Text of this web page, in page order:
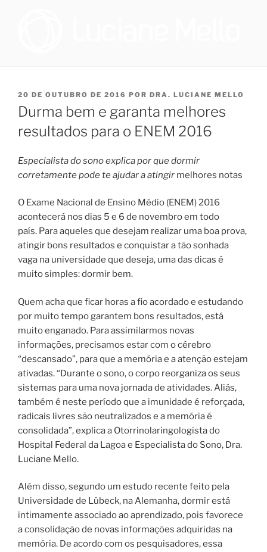
DE JANEIRO | DRA. LUCIANE
DE FIGUEIREDO MELLO
promover melhoria à qualidade de vida dos pacientes que
necessitem realizar cirurgia.
PUBLICADO
EM
20 DE OUTUBRO DE 2016 POR DRA. LUCIANE MELLO
Durma bem e garanta melhores
resultados para o ENEM 2016
Especialista do sono explica por que dormir
corretamente pode te ajudar a atingir melhores notas
O Exame Nacional de Ensino Médio (ENEM) 2016
acontecerá nos dias 5 e 6 de novembro em todo
país. Para aqueles que desejam realizar uma boa prova,
atingir bons resultados e conquistar a tão sonhada
vaga na universidade que deseja, uma das dicas é
muito simples: dormir bem.
Quem acha que ficar horas a fio acordado e estudando
por muito tempo garantem bons resultados, está
muito enganado. Para assimilarmos novas
informações, precisamos estar com o cérebro
“descansado”, para que a memória e a atenção estejam
ativadas. “Durante o sono, o corpo reorganiza os seus
sistemas para uma nova jornada de atividades. Aliás,
também é neste período que a imunidade é reforçada,
radicais livres são neutralizados e a memória é
consolidada”, explica a Otorrinolaringologista do
Hospital Federal da Lagoa e Especialista do Sono, Dra.
Luciane Mello.
Além disso, segundo um estudo recente feito pela
Universidade de Lübeck, na Alemanha, dormir está
intimamente associado ao aprendizado, pois favorece
a consolidação de novas informações adquiridas na
memória. De acordo com os pesquisadores, essa